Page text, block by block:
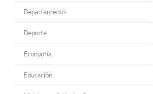
Departamento
Deporte
Economía
Educación